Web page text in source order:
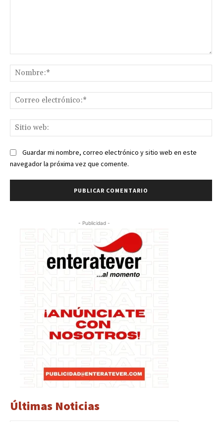
Guardar mi nombre, correo electrónico y sitio web en este
navegador la próxima vez que comente.
- Publicidad -
Últimas Noticias